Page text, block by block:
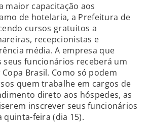
maior capacitação aos
de hotelaria, a Prefeitura de
cursos gratuitos a
recepcionistas e
média. A empresa que
seus funcionários receberá um
Brasil. Como só podem
quem trabalhe em cargos de
direto aos hóspedes, as
inscrever seus funcionários
quinta-feira (dia 15).